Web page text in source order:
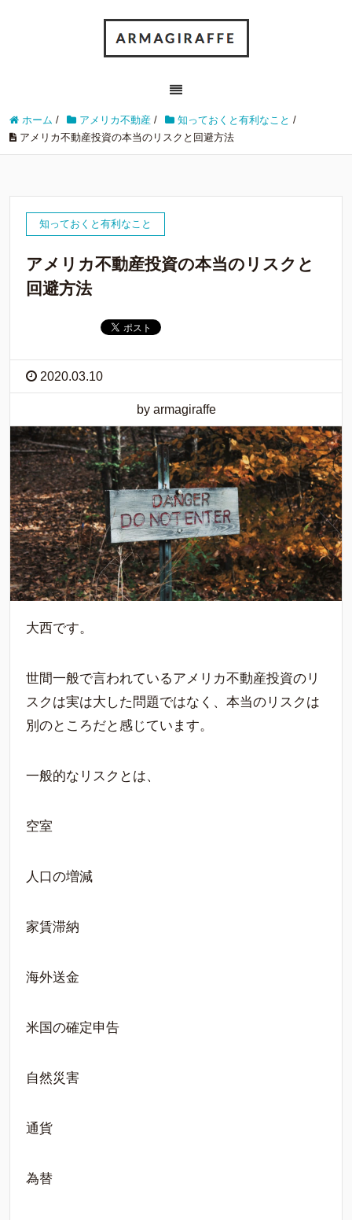
ホーム / アメリカ不動産 / 知っておくと有利なこと /
アメリカ不動産投資の本当のリスクと回避方法
知っておくと有利なこと
アメリカ不動産投資の本当のリスクと
回避方法
2020.03.10
by armagiraffe
大西です。
世間一般で言われているアメリカ不動産投資のリ
スクは実は大した問題ではなく、本当のリスクは
別のところだと感じています。
一般的なリスクとは、
空室
人口の増減
家賃滞納
海外送金
米国の確定申告
自然災害
通貨
為替